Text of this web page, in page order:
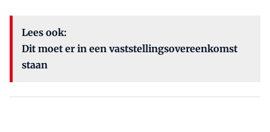
Lees ook:
Dit moet er in een vaststellingsovereenkomst
staan